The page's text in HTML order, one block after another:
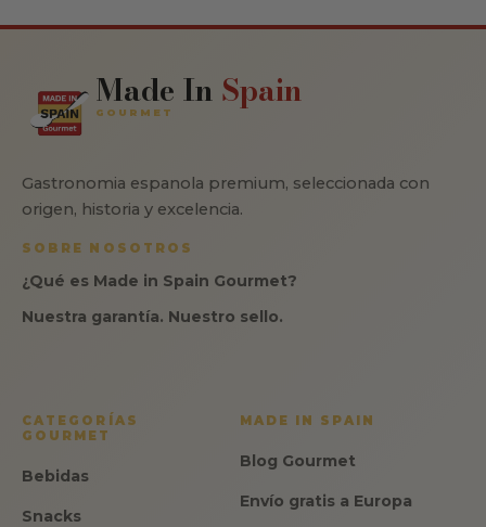
Made In Spain
GOURMET
Gastronomia espanola premium, seleccionada con
origen, historia y excelencia.
SOBRE NOSOTROS
¿Qué es Made in Spain Gourmet?
Nuestra garantía. Nuestro sello.
CATEGORÍAS
GOURMET
Bebidas
Snacks
MADE IN SPAIN
Blog Gourmet
Envío gratis a Europa